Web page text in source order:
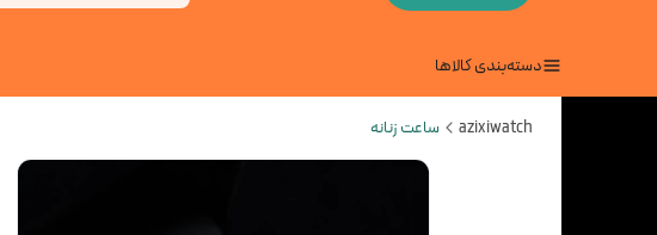
دسته‌بندی کالاها
azixiwatch ساعت زنانه